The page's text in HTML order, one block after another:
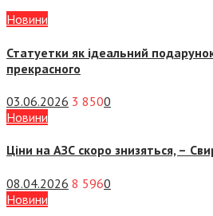
Новини
Статуетки як ідеальний
прекрасного
03.06.2026 3 8500
Новини
Ціни на АЗС скоро знизяться, –
08.04.2026 8 5960
Новини